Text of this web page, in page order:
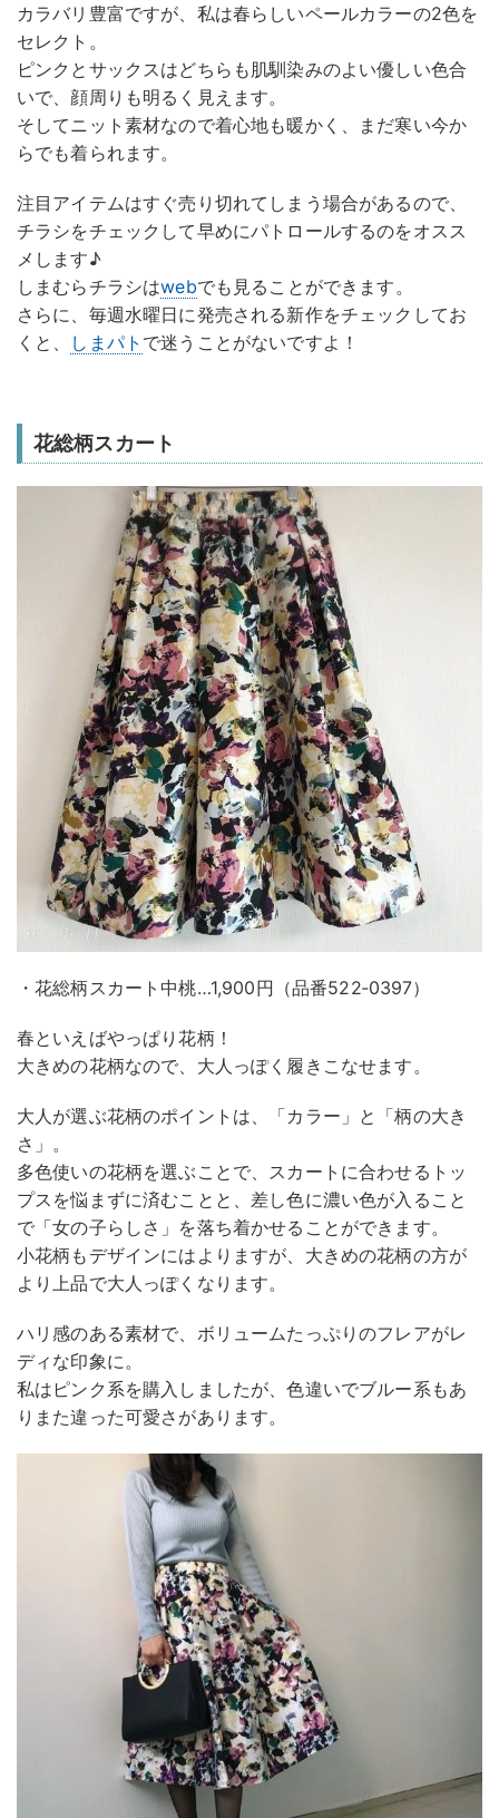
カラバリ豊富ですが、私は春らしいペールカラーの2色を
セレクト。
ピンクとサックスはどちらも肌馴染みのよい優しい色合
いで、顔周りも明るく見えます。
そしてニット素材なので着心地も暖かく、まだ寒い今か
らでも着られます。
注目アイテムはすぐ売り切れてしまう場合があるので、
チラシをチェックして早めにパトロールするのをオスス
メします♪
しまむらチラシはwebでも見ることができます。
さらに、毎週水曜日に発売される新作をチェックしてお
くと、
しまパト で迷うことがないですよ！
花総柄スカート
・花総柄スカート中桃…1,900円（品番522‐0397）
春といえばやっぱり花柄！
大きめの花柄なので、大人っぽく履きこなせます。
大人が選ぶ花柄のポイントは、「カラー」と「柄の大き
さ」。
多色使いの花柄を選ぶことで、スカートに合わせるトッ
プスを悩まずに済むことと、差し色に濃い色が入ること
で「女の子らしさ」を落ち着かせることができます。
小花柄もデザインにはよりますが、大きめの花柄の方が
より上品で大人っぽくなります。
ハリ感のある素材で、ボリュームたっぷりのフレアがレ
ディな印象に。
私はピンク系を購入しましたが、色違いでブルー系もあ
りまた違った可愛さがあります。